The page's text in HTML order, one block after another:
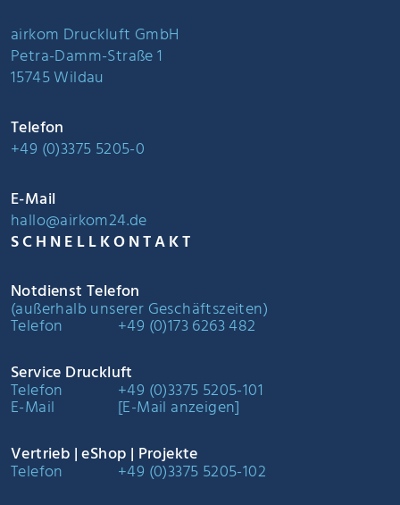
airkom Druckluft GmbH
Petra-Damm-Straße 1
15745 Wildau
Telefon
+49 (0)3375 5205-0
E-Mail
hallo@airkom24.de
SCHNELLKONTAKT
Notdienst Telefon
(außerhalb unserer Geschäftszeiten)
Telefon
+49 (0)173 6263 482
Service Druckluft
Telefon +49 (0)3375 5205-101
E-Mail
[E-Mail anzeigen]
Vertrieb | eShop | Projekte
Telefon
+49 (0)3375 5205-102